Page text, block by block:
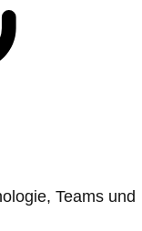
Teams und